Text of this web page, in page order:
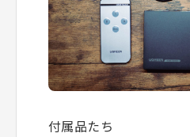
付属品たち